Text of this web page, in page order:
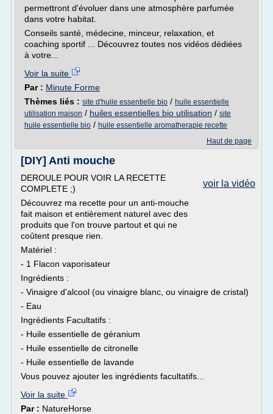
permettront d'évoluer dans une atmosphère parfumée
dans votre habitat.
Conseils santé, médecine, minceur, relaxation, et
coaching sportif ... Découvrez toutes nos vidéos dédiées
à votre...
Voir la suite
Par : Minute Forme
Thèmes liés : site d'huile essentielle bio / huile essentielle
utilisation maison / huiles essentielles bio utilisation / site
huile essentielle bio / huile essentielle aromatherapie recette
Haut de page
[DIY] Anti mouche
voir la vidéo
DEROULE POUR VOIR LA RECETTE
COMPLETE ;)
Découvrez ma recette pour un anti-mouche
fait maison et entièrement naturel avec des
produits que l'on trouve partout et qui ne
coûtent presque rien.
Matériel :
- 1 Flacon vaporisateur
Ingrédients :
- Vinaigre d'alcool (ou vinaigre blanc, ou vinaigre de cristal)
- Eau
Ingrédients Facultatifs :
- Huile essentielle de géranium
- Huile essentielle de citronelle
- Huile essentielle de lavande
Vous pouvez ajouter les ingrédients facultatifs...
Voir la suite
Par : NatureHorse